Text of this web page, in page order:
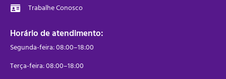
Trabalhe Conosco
Horário de atendimento:
Segunda-feira: 08:00–18:00
Terça-feira: 08:00–18:00